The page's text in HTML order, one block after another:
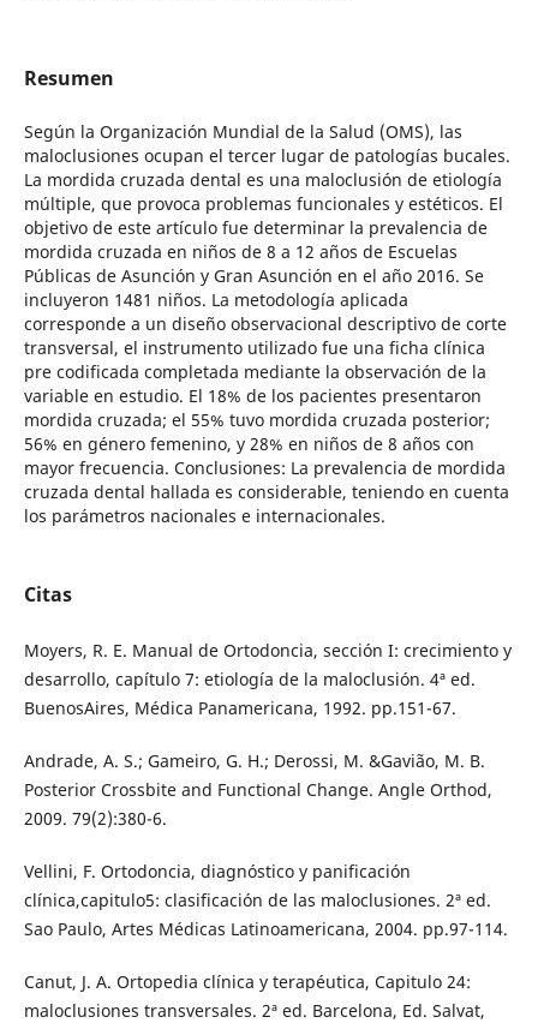
Resumen
Según la Organización Mundial de la Salud (OMS), las
maloclusiones ocupan el tercer lugar de patologías bucales.
La mordida cruzada dental es una maloclusión de etiología
múltiple, que provoca problemas funcionales y estéticos. El
objetivo de este artículo fue determinar la prevalencia de
mordida cruzada en niños de 8 a 12 años de Escuelas
Públicas de Asunción y Gran Asunción en el año 2016. Se
incluyeron 1481 niños. La metodología aplicada
corresponde a un diseño observacional descriptivo de corte
transversal, el instrumento utilizado fue una ficha clínica
pre codificada completada mediante la observación de la
variable en estudio. El 18% de los pacientes presentaron
mordida cruzada; el 55% tuvo mordida cruzada posterior;
56% en género femenino, y 28% en niños de 8 años con
mayor frecuencia. Conclusiones: La prevalencia de mordida
cruzada dental hallada es considerable, teniendo en cuenta
los parámetros nacionales e internacionales.
Citas
Moyers, R. E. Manual de Ortodoncia, sección I: crecimiento y
desarrollo, capítulo 7: etiología de la maloclusión. 4ª ed.
BuenosAires, Médica Panamericana, 1992. pp.151-67.
Andrade, A. S.; Gameiro, G. H.; Derossi, M. &Gavião, M. B.
Posterior Crossbite and Functional Change. Angle Orthod,
2009. 79(2):380-6.
Vellini, F. Ortodoncia, diagnóstico y panificación
clínica,capitulo5: clasificación de las maloclusiones. 2ª ed.
Sao Paulo, Artes Médicas Latinoamericana, 2004. pp.97-114.
Canut, J. A. Ortopedia clínica y terapéutica, Capitulo 24:
maloclusiones transversales. 2ª ed. Barcelona, Ed. Salvat,